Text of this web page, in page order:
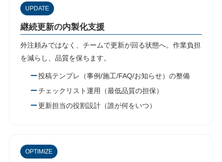
UPDATE
継続更新の内製化支援
外注頼みではなく、チームで更新が回る状態へ。作業負担
を減らし、品質を保ちます。
投稿テンプレ（事例/施工/FAQ/お知らせ）の整備
チェックリスト運用（最低品質の担保）
更新担当の役割設計（誰が何をいつ）
OPTIMIZE